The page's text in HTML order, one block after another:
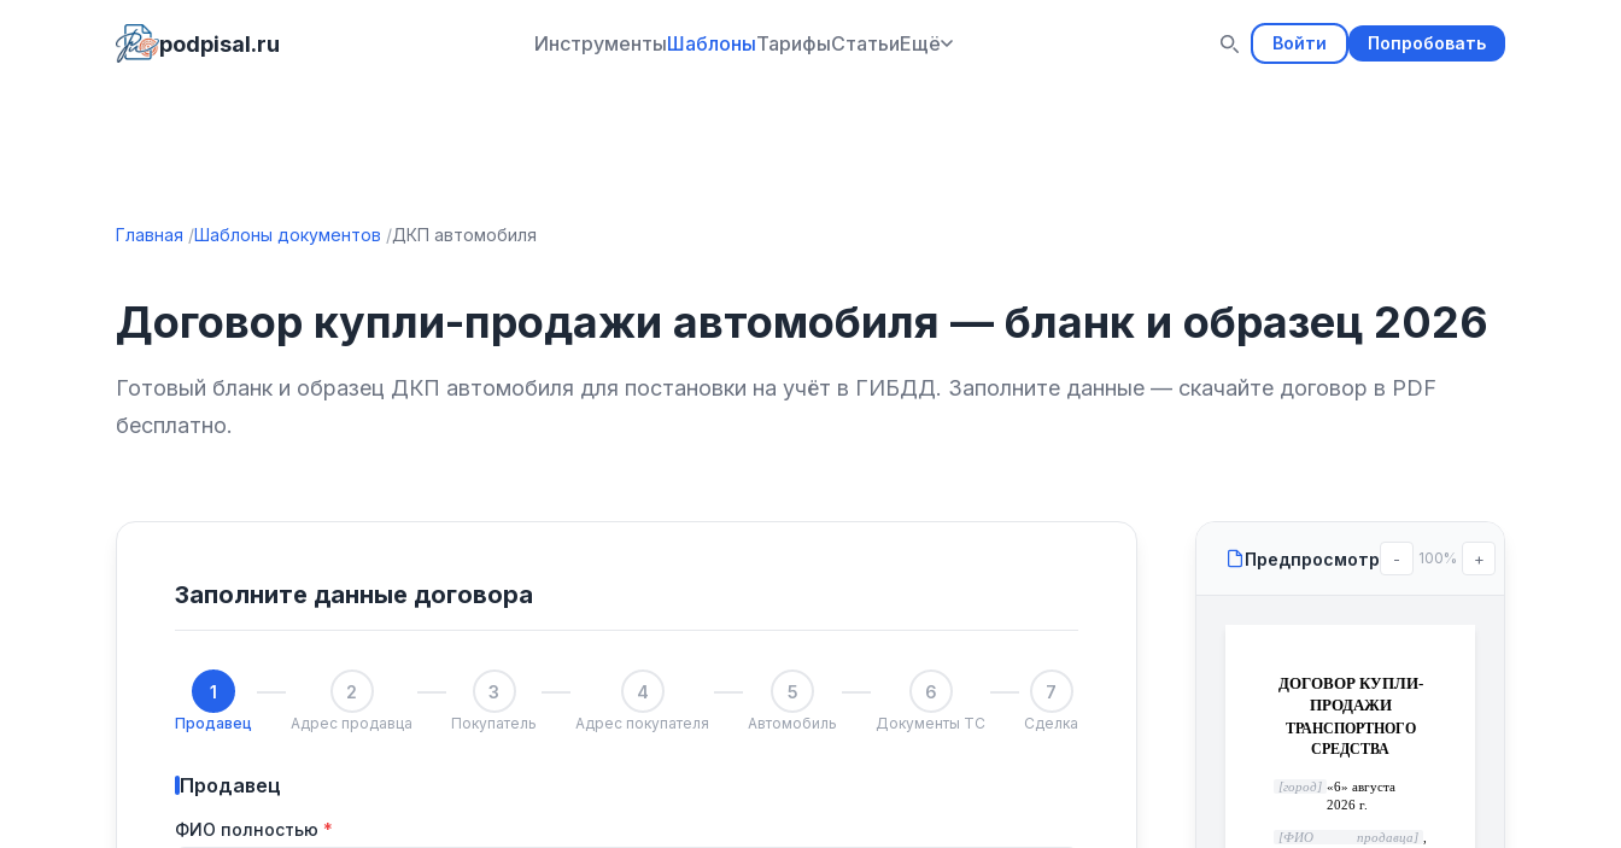
podpisal.ru ИнструментыШаблоныТарифыСтатьиЕщё Войти Попробовать
Главная Шаблоны документов ДКП автомобиля
Договор купли-продажи автомобиля — бланк и образец 2026
Готовый бланк и образец ДКП автомобиля для постановки на учёт в ГИБДД. Заполните данные — скачайте договор в PDF
бесплатно.
Заполните данные договора
1
Продавец
2
Адрес продавца
3
Покупатель
4
Адрес покупателя
5
Автомобиль
6
Документы ТС
7
Сделка
Продавец
ФИО полностью
Предпросмотр - 100% +
ДОГОВОР КУПЛИ-
ПРОДАЖИ
ТРАНСПОРТНОГО
СРЕДСТВА
[город] «6» августа
2026 г.
[ФИО продавца]